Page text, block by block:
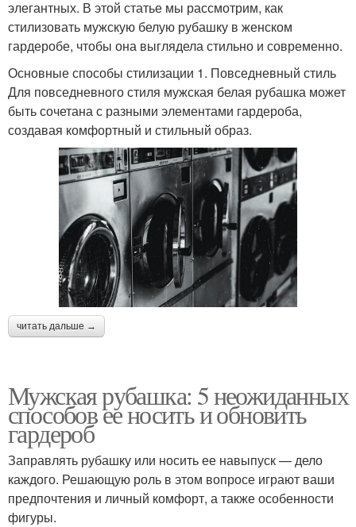
элегантных. В этой статье мы рассмотрим, как
стилизовать мужскую белую рубашку в женском
гардеробе, чтобы она выглядела стильно и современно.
Основные способы стилизации 1. Повседневный стиль
Для повседневного стиля мужская белая рубашка может
быть сочетана с разными элементами гардероба,
создавая комфортный и стильный образ.
читать дальше →
Мужская рубашка: 5 неожиданных
способов ее носить и обновить
гардероб
Заправлять рубашку или носить ее навыпуск — дело
каждого. Решающую роль в этом вопросе играют ваши
предпочтения и личный комфорт, а также особенности
фигуры.